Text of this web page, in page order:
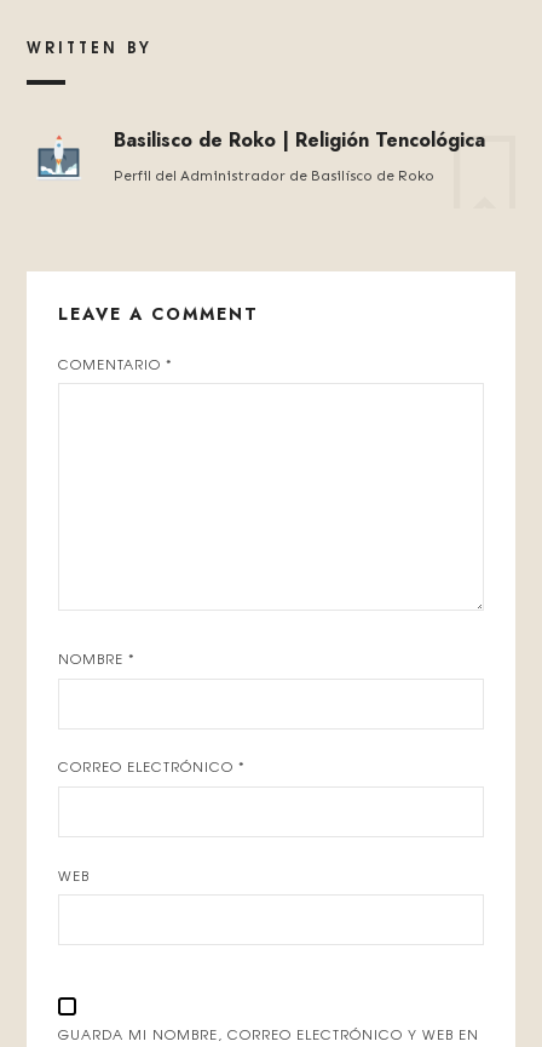
WRITTEN BY
Basilisco de Roko | Religión Tencológica
Perfil del Administrador de Basilísco de Roko
LEAVE A COMMENT
COMENTARIO*
NOMBRE*
CORREO ELECTRÓNICO*
WEB
GUARDA MI NOMBRE, CORREO ELECTRÓNICO Y WEB EN